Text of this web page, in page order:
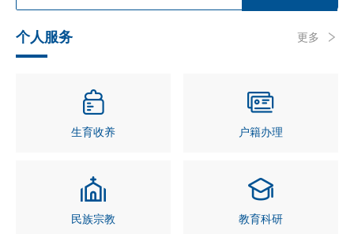
个人服务 更多
生育收养 户籍办理
民族宗教 教育科研